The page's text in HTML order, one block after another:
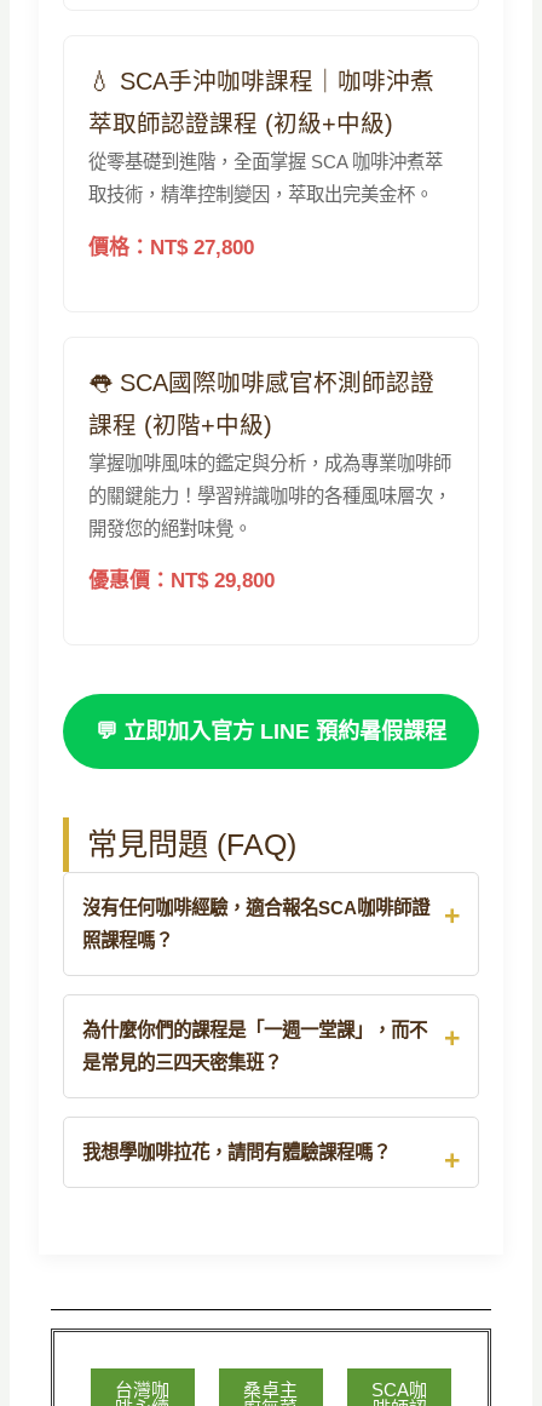
💧 SCA手沖咖啡課程｜咖啡沖煮
萃取師認證課程 (初級+中級)
從零基礎到進階，全面掌握 SCA 咖啡沖煮萃
取技術，精準控制變因，萃取出完美金杯。
價格：NT$ 27,800
👅 SCA國際咖啡感官杯測師認證
課程 (初階+中級)
掌握咖啡風味的鑑定與分析，成為專業咖啡師
的關鍵能力！學習辨識咖啡的各種風味層次，
開發您的絕對味覺。
優惠價：NT$ 29,800
💬 立即加入官方 LINE 預約暑假課程
常見問題 (FAQ)
沒有任何咖啡經驗，適合報名SCA咖啡師證
照課程嗎？
為什麼你們的課程是「一週一堂課」，而不
是常見的三四天密集班？
我想學咖啡拉花，請問有體驗課程嗎？
台灣咖
桑卓主
SCA咖